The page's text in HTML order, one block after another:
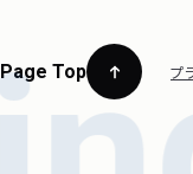
Page Top プ